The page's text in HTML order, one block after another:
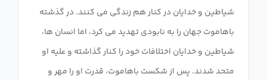
شیاطین و خدایان در کنار هم زندگی می کنند. در گذشته
باهاموت جهان را به نابودی تهدید می کرد، اما انسان ها،
شیاطین و خدایان اختلافات خود را کنار گذاشته و علیه او
متحد شدند. پس از شکست باهاموت، قدرت او را مهر و